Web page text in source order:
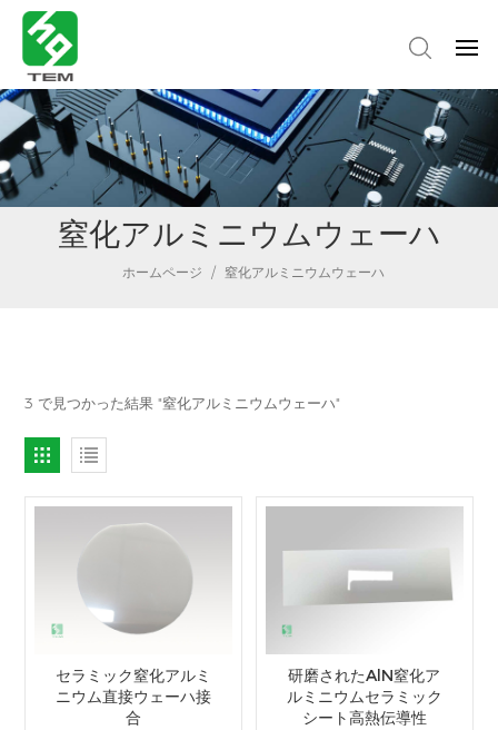
窒化アルミニウムウェーハ
ホームページ / 窒化アルミニウムウェーハ
3 で見つかった結果 "窒化アルミニウムウェーハ"
セラミック窒化アルミ
ニウム直接ウェーハ接
合
研磨されたAlN窒化ア
ルミニウムセラミック
シート高熱伝導性